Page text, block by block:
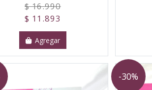
$ 16.990
$ 11.893
Agregar
-30%